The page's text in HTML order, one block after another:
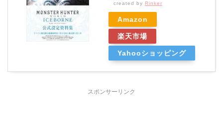
created by Rinker
Amazon
楽天市場
Yahooショッピング
スポンサーリンク